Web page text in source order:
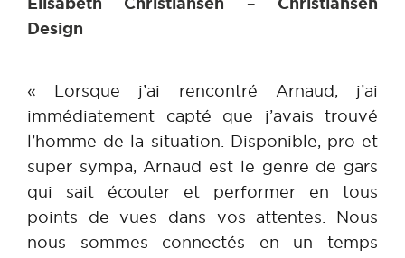
Design
« Lorsque j’ai rencontré Arnaud, j’ai
immédiatement capté que j’avais trouvé
l’homme de la situation. Disponible, pro et
super sympa, Arnaud est le genre de gars
qui sait écouter et performer en tous
points de vues dans vos attentes. Nous
nous sommes connectés en un temps